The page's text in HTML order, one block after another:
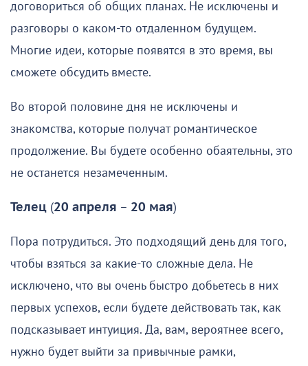
договориться об общих планах. Не исключены и
разговоры о каком-то отдаленном будущем.
Многие идеи, которые появятся в это время, вы
сможете обсудить вместе.
Во второй половине дня не исключены и
знакомства, которые получат романтическое
продолжение. Вы будете особенно обаятельны, это
не останется незамеченным.
Телец (20 апреля – 20 мая)
Пора потрудиться. Это подходящий день для того,
чтобы взяться за какие-то сложные дела. Не
исключено, что вы очень быстро добьетесь в них
первых успехов, если будете действовать так, как
подсказывает интуиция. Да, вам, вероятнее всего,
нужно будет выйти за привычные рамки,